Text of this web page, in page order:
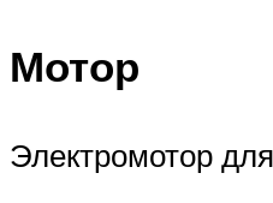
Мотор
Электромотор